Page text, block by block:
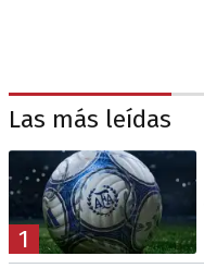
Las más leídas
1